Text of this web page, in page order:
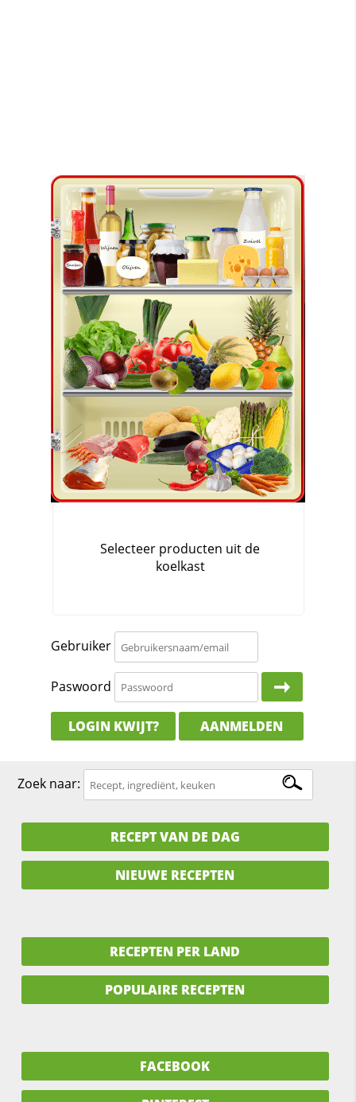
Gebruiker
Paswoord
LOGIN KWIJT? AANMELDEN
Zoek naar:
RECEPT VAN DE DAG
NIEUWE RECEPTEN
RECEPTEN PER LAND
POPULAIRE RECEPTEN
FACEBOOK